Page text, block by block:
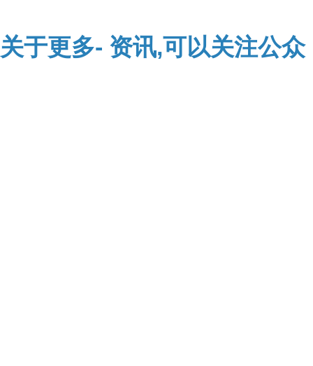
关于更多- 资讯,可以关注公众